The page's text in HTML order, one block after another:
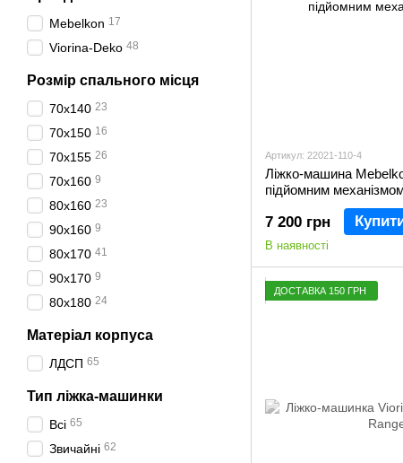
Артикул: 22021-110-4
Ліжко-машина
підйомним
7 200 грн
В наявності
ДОСТАВКА 150 ГРН
Mebelkon 17
Viorina-Deko 48
Розмір спального місця
70х140 23
70х150 16
70х155 26
70х160 9
80х160 23
90х160 9
80х170 41
90х170 9
80х180 24
Матеріал корпуса
ЛДСП 65
Тип ліжка-машинки
Всі 65
Звичайні 62